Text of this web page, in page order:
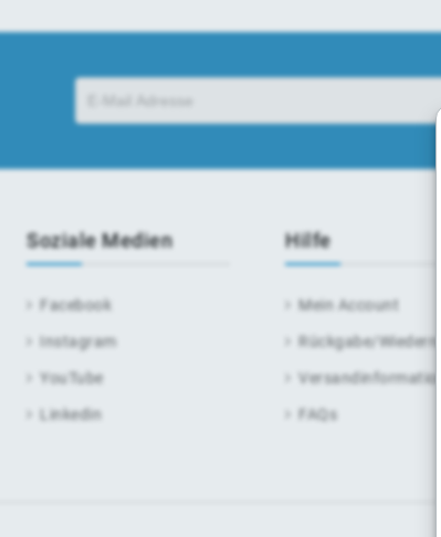
Soziale Medien
Facebook
Instagram
YouTube
Linkedin
Hilfe
Mein Account
Rückgabe/Wiederruf
FAQs